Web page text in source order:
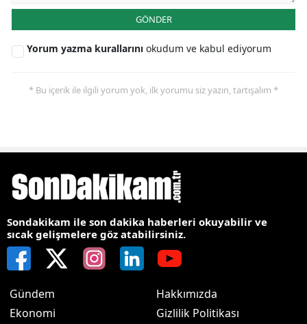
GÖNDER
Yorum yazma kurallarını okudum ve kabul ediyorum
* Bu içerik ile ilgili yorum yok, ilk yorumu siz yazın, tartışalım *
Sondakikam ile son dakika haberleri okuyabilir ve
sıcak gelişmelere göz atabilirsiniz.
Gündem
Ekonomi
Hakkımızda
Gizlilik Politikası